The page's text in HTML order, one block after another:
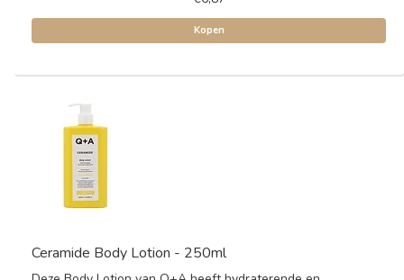
Kopen
Ceramide Body Lotion - 250ml